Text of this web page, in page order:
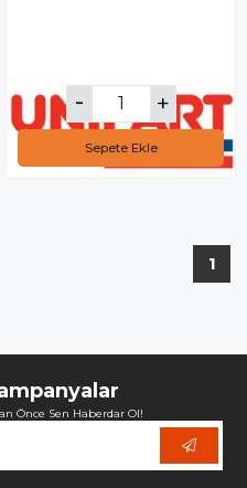
Sepete Ekle
1
Önce Sen Haberdar Ol!